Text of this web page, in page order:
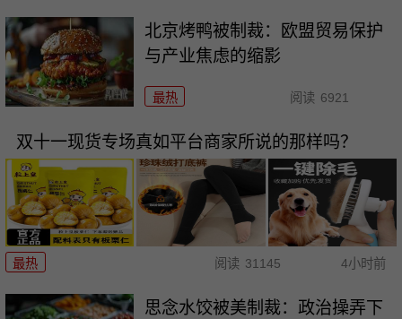
北京烤鸭被制裁：欧盟贸易保护
与产业焦虑的缩影
最热 阅读 6921
双十一现货专场真如平台商家所说的那样吗？
最热 阅读 31145 4小时前
思念水饺被美制裁：政治操弄下